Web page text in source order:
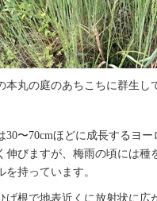
本丸の庭のあちこちに群生し
30〜70cmほどに成長するヨ
伸びますが、梅雨の頃には
を持っています。
げ根で地表近くに放射状に広